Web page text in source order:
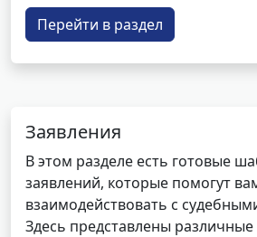
Перейти в раздел
Заявления
В этом разделе есть готовые
заявлений, которые помогут
взаимодействовать с
Здесь представлены